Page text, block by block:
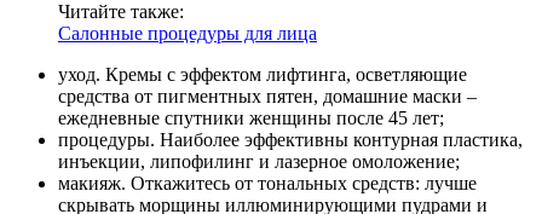
Читайте также:
Салонные процедуры для лица
уход. Кремы с эффектом лифтинга, осветляющие
средства от пигментных пятен, домашние маски –
ежедневные спутники женщины после 45 лет;
процедуры. Наиболее эффективны контурная пластика,
инъекции, липофилинг и лазерное омоложение;
макияж. Откажитесь от тональных средств: лучше
скрывать морщины иллюминирующими пудрами и